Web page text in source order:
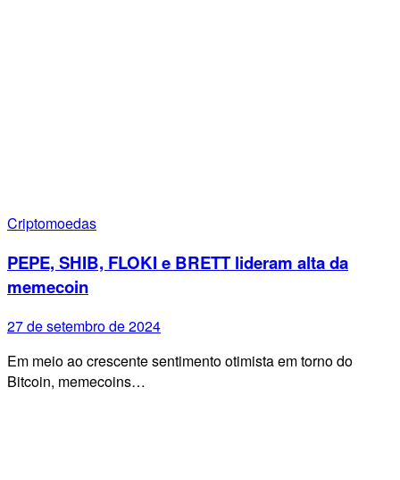
Criptomoedas
PEPE, SHIB, FLOKI e BRETT lideram alta da
memecoin
27 de setembro de 2024
Em meio ao crescente sentimento otimista em torno do
Bitcoin, memecoins…